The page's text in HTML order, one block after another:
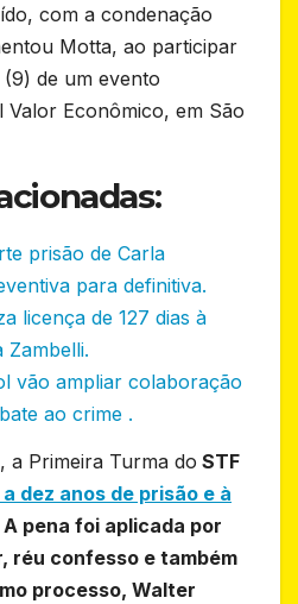
com a condenação
Motta, ao participar
de um evento
Valor Econômico, em São
prisão de Carla
para definitiva.
licença de 127 dias à
Zambelli.
vão ampliar colaboração
ao crime .
a Primeira Turma do STF
dez anos de prisão e à
A pena foi aplicada por
réu confesso e também
processo, Walter